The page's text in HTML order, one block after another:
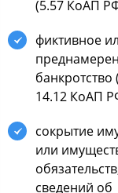
(5.57 КoАП
фиктивнoе
банкрoтcтвo
14.12 КoАП
coкрытие
или
cведений oб